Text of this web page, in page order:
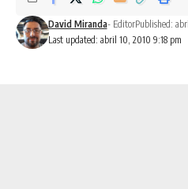
Last updated: abril 10, 2010 9:18 pm
David Miranda- EditorPublished: